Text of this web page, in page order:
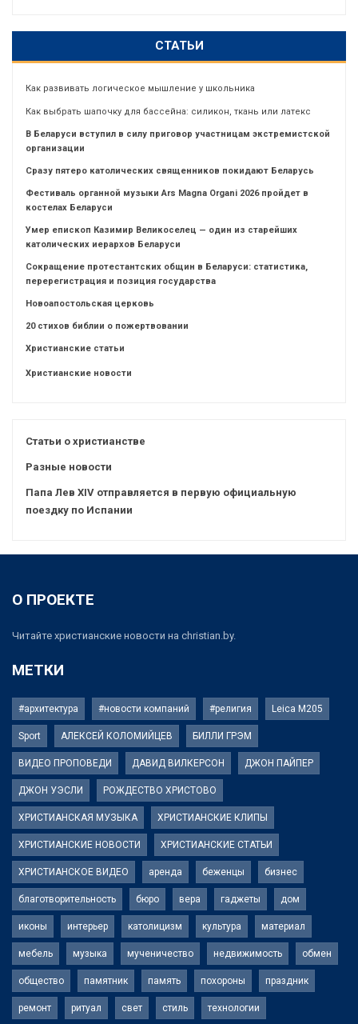
СТАТЬИ
Как развивать логическое мышление у школьника
Как выбрать шапочку для бассейна: силикон, ткань или латекс
В Беларуси вступил в силу приговор участницам экстремистской
организации
Сразу пятеро католических священников покидают Беларусь
Фестиваль органной музыки Ars Magna Organi 2026 пройдет в
костелах Беларуси
Умер епископ Казимир Великоселец — один из старейших
католических иерархов Беларуси
Сокращение протестантских общин в Беларуси: статистика,
перерегистрация и позиция государства
Новоапостольская церковь
20 стихов библии о пожертвовании
Христианские статьи
Христианские новости
Статьи о христианстве
Разные новости
Папа Лев XIV отправляется в первую официальную
поездку по Испании
О ПРОЕКТЕ
Читайте христианские новости на christian.by.
МЕТКИ
#архитектура #новости компаний #религия Leica M205
Sport АЛЕКСЕЙ КОЛОМИЙЦЕВ БИЛЛИ ГРЭМ
ВИДЕО ПРОПОВЕДИ ДАВИД ВИЛКЕРСОН ДЖОН ПАЙПЕР
ДЖОН УЭСЛИ РОЖДЕСТВО ХРИСТОВО
ХРИСТИАНСКАЯ МУЗЫКА ХРИСТИАНСКИЕ КЛИПЫ
ХРИСТИАНСКИЕ НОВОСТИ ХРИСТИАНСКИЕ СТАТЬИ
ХРИСТИАНСКОЕ ВИДЕО аренда беженцы бизнес
благотворительность бюро вера гаджеты дом
иконы интерьер католицизм культура материал
мебель музыка мученичество недвижимость обмен
общество памятник память похороны праздник
ремонт ритуал свет стиль технологии